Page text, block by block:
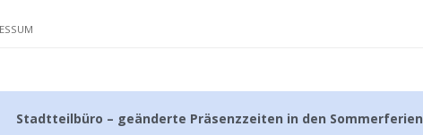
Stadtteilbüro – geänderte Präsenzzeiten in den Sommerferien